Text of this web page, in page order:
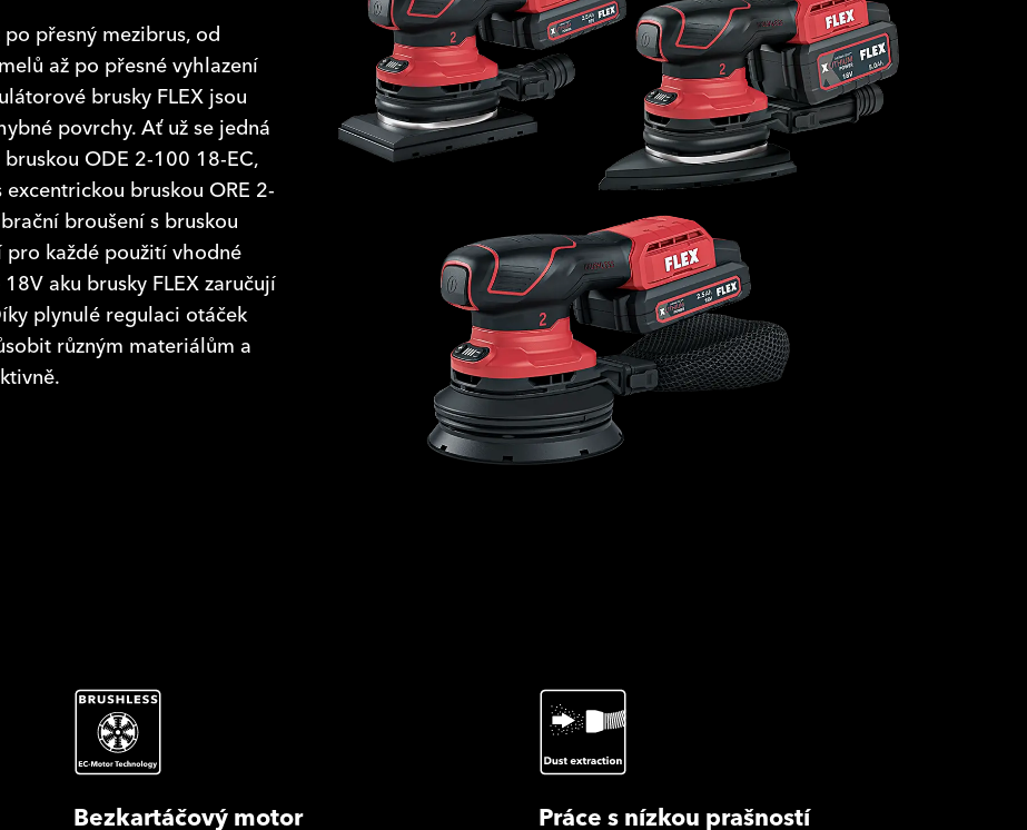
přesný mezibrus, od
až po přesné vyhlazení
brusky FLEX jsou
povrchy. Ať už se jedná
ODE 2-100 18-EC,
bruskou ORE 2-
broušení s bruskou
pro každé použití vhodné
aku brusky FLEX zaručují
plynulé regulaci otáček
různým materiálům a
Bezkartáčový motor Práce s nízkou prašností